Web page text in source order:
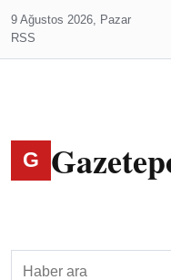
9 Ağustos 2026, Pazar
RSS
G